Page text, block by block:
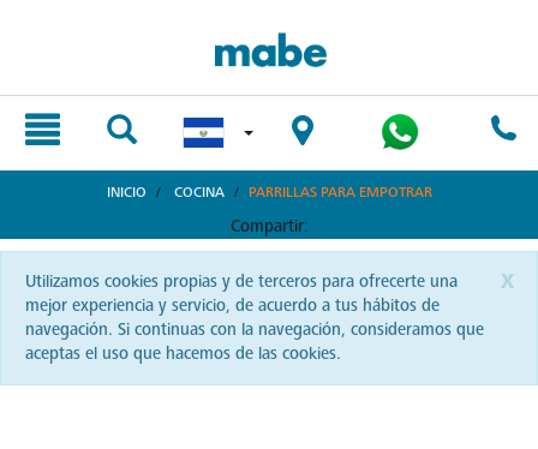
INICIO COCINA PARRILLAS PARA EMPOTRAR
Compartir:
x
Utilizamos cookies propias y de terceros para ofrecerte una
mejor experiencia y servicio, de acuerdo a tus hábitos de
navegación. Si continuas con la navegación, consideramos que
aceptas el uso que hacemos de las cookies.